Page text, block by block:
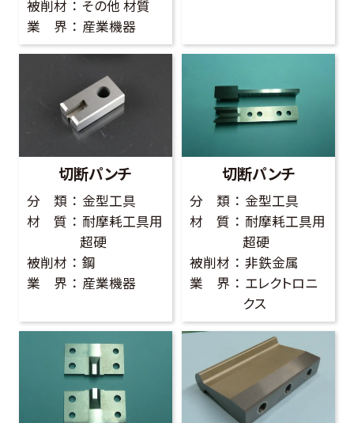
オンライン工場見学
お問合せはこちら
被削材
その他 材質
業 界
産業機器
切断パンチ
分 類
金型工具
材 質
耐摩耗工具用
超硬
被削材
鋼
業 界
産業機器
切断パンチ
分 類
金型工具
材 質
耐摩耗工具用
超硬
被削材
非鉄金属
業 界
エレクトロニ
クス